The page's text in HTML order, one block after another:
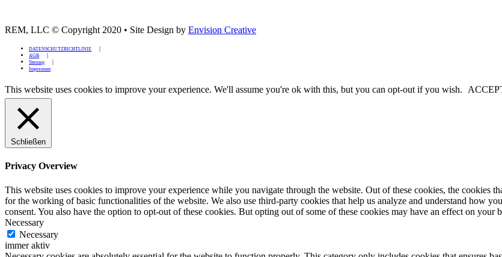
REM, LLC © Copyright 2020 • Site Design by Envision Creative
DATENSCHUTZRICHTLINIE
AGB
Sitemap
Impressum
This website uses cookies to improve your experience. We'll assume you're ok with this, but you can opt-out if you wish.
Schließen
Privacy Overview
This website uses cookies to improve your experience while you navigate through the website. Out of these cookies, the cookies
for the working of basic functionalities of the website. We also use third-party cookies that help us analyze and understand how
consent. You also have the option to opt-out of these cookies. But opting out of some of these cookies may have an effect on your
Necessary
Necessary
immer aktiv